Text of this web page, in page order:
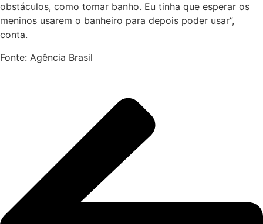
obstáculos, como tomar banho. Eu tinha que esperar os
meninos usarem o banheiro para depois poder usar”,
conta.
Fonte: Agência Brasil